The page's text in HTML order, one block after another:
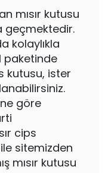
mısır kutusu
geçmektedir.
kolaylıkla
paketinde
kutusu, ister
göre
cips
sitemizden
mısır kutusu